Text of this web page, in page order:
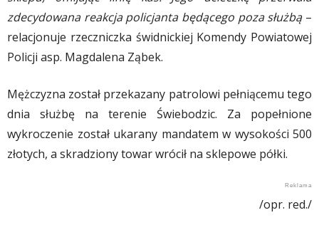
zdecydowana reakcja policjanta będącego poza służbą–
relacjonuje rzeczniczka świdnickiej Komendy Powiatowej
Policji asp. Magdalena Ząbek.
Mężczyzna został przekazany patrolowi pełniącemu tego
dnia służbę na terenie Świebodzic. Za popełnione
wykroczenie został ukarany mandatem w wysokości 500
złotych, a skradziony towar wrócił na sklepowe półki.
/opr. red./